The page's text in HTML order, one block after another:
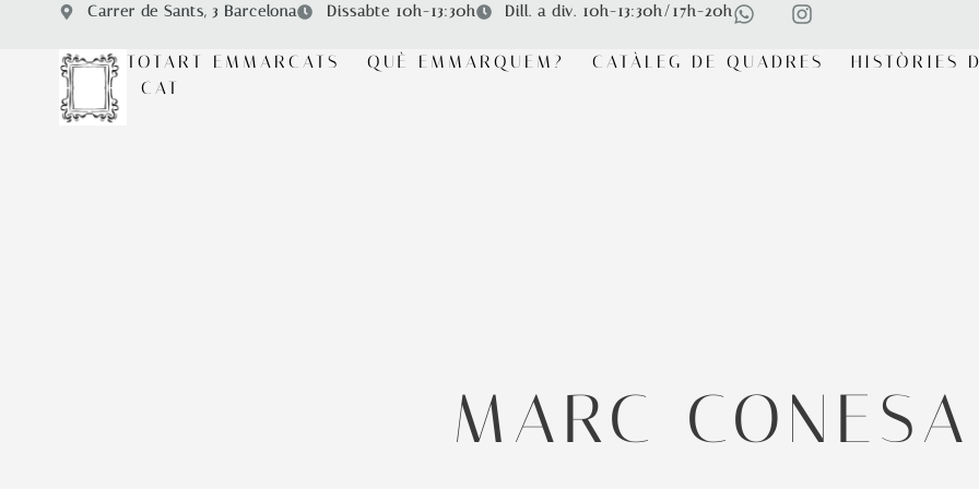
Carrer de Sants, 3 Barcelona Dissabte 10h-13:30h Dill. a div. 10h-13:30h/17h-20h
TOTART EMMARCATS QUÈ EMMARQUEM? CATÀLEG DE QUADRES HISTÒRIES
CAT
MARC CONESA